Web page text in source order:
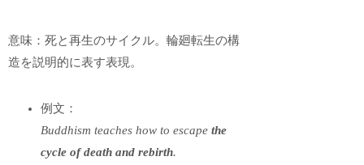
意味：死と再生のサイクル。輪廻転生の構
造を説明的に表す表現。
例文：
Buddhism teaches how to escapethe
cycle of death and rebirth.